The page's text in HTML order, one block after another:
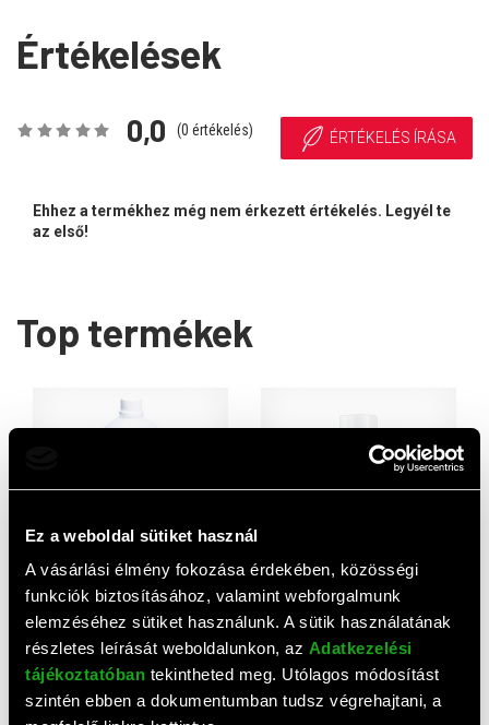
Ez a weboldal sütiket használ
A vásárlási élmény fokozása érdekében, közösségi
funkciók biztosításához, valamint webforgalmunk
elemzéséhez sütiket használunk. A sütik használatának
részletes leírását weboldalunkon, az Adatkezelési
tájékoztatóban tekintheted meg. Utólagos módosítást
szintén ebben a dokumentumban tudsz végrehajtani, a
Értékelések
0,0 (0 értékelés) ÉRTÉKELÉS ÍRÁSA
Ehhez a termékhez még nem érkezett értékelés. Legyél te
az első!
Top termékek
VMD89L Isopropyl alkohol
1000ml 98%
3 340 HUF
AJÁNLAT
Megafoam tisztítóhab (500
ml)
6 500 HUF